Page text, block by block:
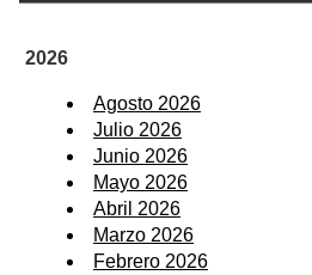
2026
Agosto 2026
Julio 2026
Junio 2026
Mayo 2026
Abril 2026
Marzo 2026
Febrero 2026